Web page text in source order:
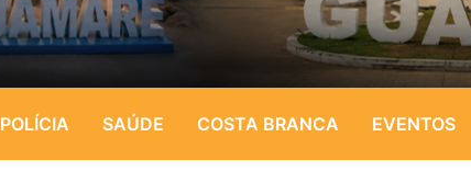
POLÍCIA SAÚDE COSTA BRANCA EVENTOS